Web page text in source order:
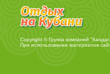
Copyright © Группа компаний
При использовании материалов